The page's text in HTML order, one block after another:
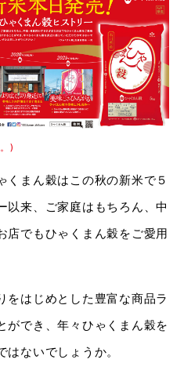
)
くまん穀はこの秋の新米で５
以来、ご家庭はもちろん、中
店でもひゃくまん穀をご愛用
をはじめとした豊富な商品ラ
ができ、年々ひゃくまん穀を
ないでしょうか。